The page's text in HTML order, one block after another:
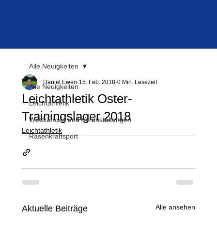
Alle Neuigkeiten
Leichtathletik
Wettkämpfe und Veranstaltungen
Rasenkraftsport
Alle Neuigkeiten
Leichtathletik Oster-
Trainingslager 2018
Daniel Ewen 15. Feb. 2018 0 Min. Lesezeit
Leichtathletik
Aktuelle Beiträge Alle ansehen